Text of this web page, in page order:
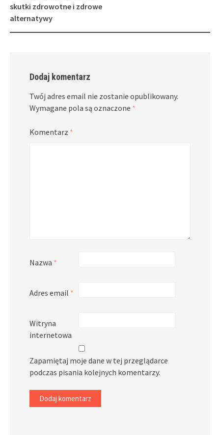
navigation
skutki zdrowotne i zdrowe
alternatywy
Dodaj komentarz
Twój adres email nie zostanie opublikowany.
Wymagane pola są oznaczone *
Komentarz *
Nazwa *
Adres email *
Witryna
internetowa
Zapamiętaj moje dane w tej przeglądarce
podczas pisania kolejnych komentarzy.